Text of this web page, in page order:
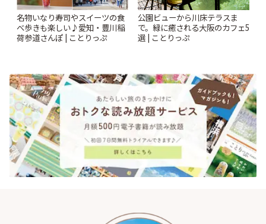
名物いなり寿司やスイーツの食
べ歩きも楽しい♪愛知・豊川稲
荷参道さんぽ | ことりっぷ
公園ビューから川床テラスま
で。緑に癒される大阪のカフェ5
選 | ことりっぷ